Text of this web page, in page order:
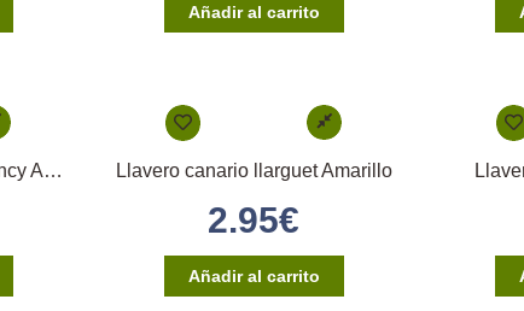
Añadir al carrito
Llavero canario border fancy Amarillo Llavero canario llarguet Amarillo
2.95€
Añadir al carrito